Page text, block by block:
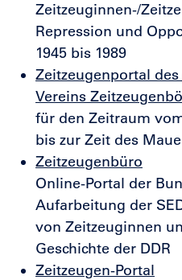
Zeitzeuginnen-/
Repression und
1945 bis 1989
Zeitzeugenportal
Vereins
für den Zeitraum
bis zur Zeit des
Zeitzeugenbüro
Online-Portal der
Aufarbeitung der
von Zeitzeuginnen
Geschichte der DDR
Zeitzeugen-Portal